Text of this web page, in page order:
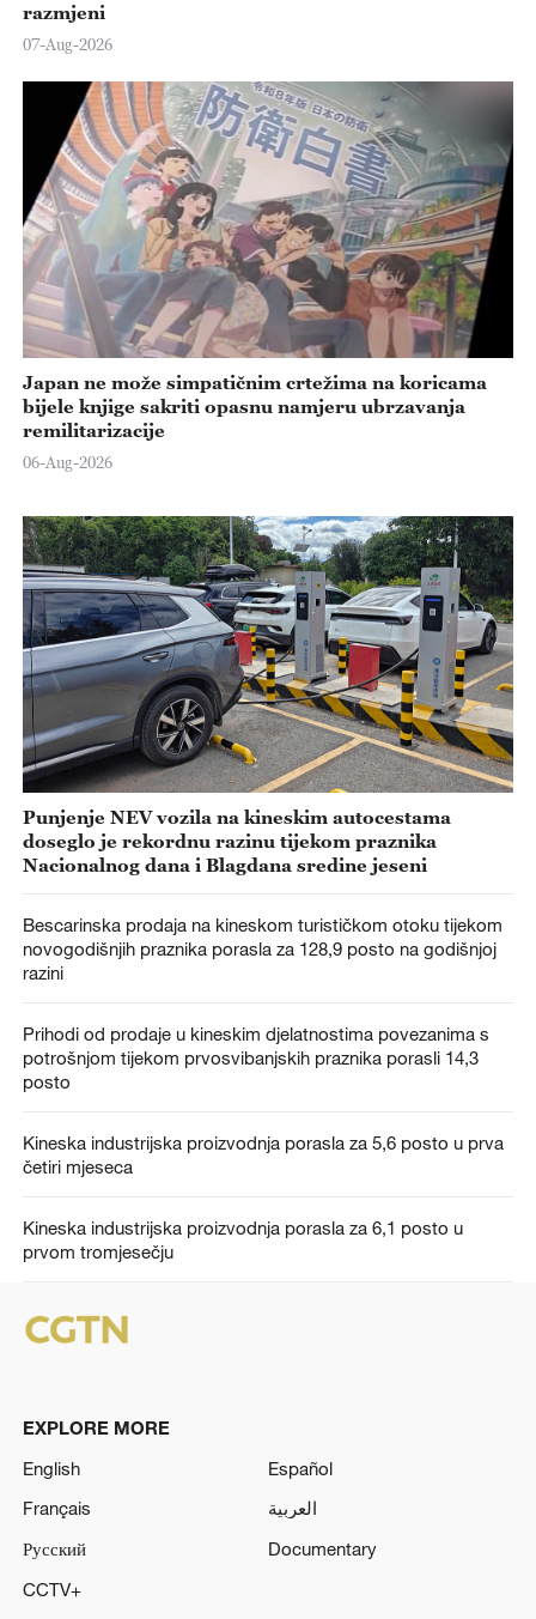
razmjeni
07-Aug-2026
Japan ne može simpatičnim crtežima na koricama
bijele knjige sakriti opasnu namjeru ubrzavanja
remilitarizacije
06-Aug-2026
Punjenje NEV vozila na kineskim autocestama
doseglo je rekordnu razinu tijekom praznika
Nacionalnog dana i Blagdana sredine jeseni
Bescarinska prodaja na kineskom turističkom otoku tijekom
novogodišnjih praznika porasla za 128,9 posto na godišnjoj
razini
Prihodi od prodaje u kineskim djelatnostima povezanima s
potrošnjom tijekom prvosvibanjskih praznika porasli 14,3
posto
Kineska industrijska proizvodnja porasla za 5,6 posto u prva
četiri mjeseca
Kineska industrijska proizvodnja porasla za 6,1 posto u
prvom tromjesečju
EXPLORE MORE
English
Español
Français
العربية
Русский
Documentary
CCTV+